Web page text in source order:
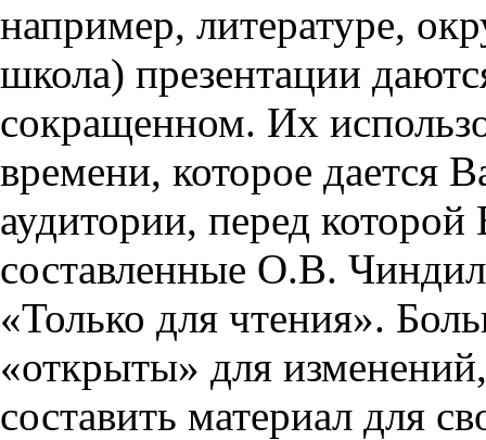
например, литературе,
школа) презентации
сокращенном. Их
времени, которое дается
аудитории, перед
составленные О.В.
«Только для чтения».
«открыты» для
составить материал для